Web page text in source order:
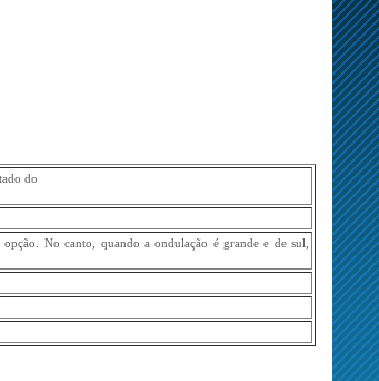
do
No canto, quando a ondulação é grande e de sul,